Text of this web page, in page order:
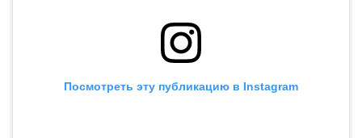
Посмотреть эту публикацию в Instagram